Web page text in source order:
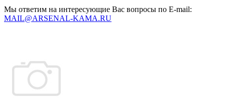
Мы ответим на интересующие Вас вопросы по E-mail:
MAIL@ARSENAL-KAMA.RU